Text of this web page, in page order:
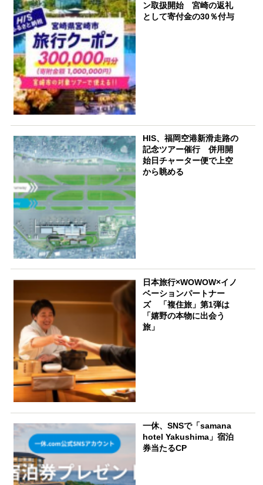
ン取扱開始 宮崎の返礼
として寄付金の30％付与
HIS、福岡空港新滑走路の
記念ツアー催行 併用開
始日チャーター便で上空
から眺める
日本旅行×WOWOW×イノ
ベーションパートナー
ズ 「複住旅」第1弾は
「嬉野の本物に出会う
旅」
一休、SNSで「samana
hotel Yakushima」宿泊
券当たるCP